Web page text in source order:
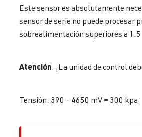
Este sensor es absolutamente
sensor de serie no puede procesar
sobrealimentación superiores a 1.5
Atención: ¡La unidad de control
Tensión: 390 - 4650 mV = 300 kpa